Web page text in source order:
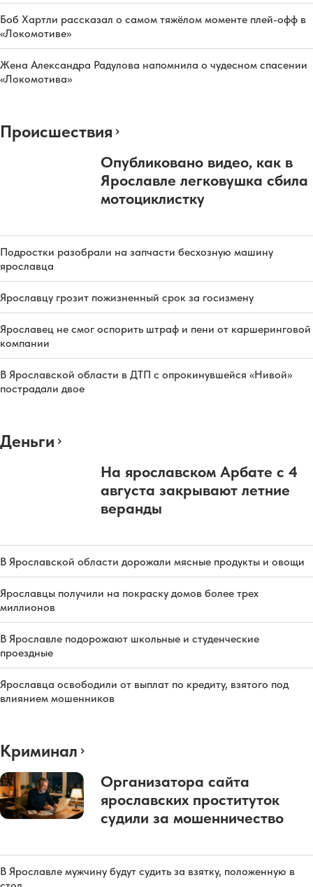
Боб Хартли рассказал о самом тяжёлом моменте плей-офф в
«Локомотиве»
Жена Александра Радулова напомнила о чудесном спасении
«Локомотива»
Происшествия
Опубликовано видео, как в
Ярославле легковушка сбила
мотоциклистку
Подростки разобрали на запчасти бесхозную машину
ярославца
Ярославцу грозит пожизненный срок за госизмену
Ярославец не смог оспорить штраф и пени от каршеринговой
компании
В Ярославской области в ДТП с опрокинувшейся «Нивой»
пострадали двое
Деньги
На ярославском Арбате с 4
августа закрывают летние
веранды
В Ярославской области дорожали мясные продукты и овощи
Ярославцы получили на покраску домов более трех
миллионов
В Ярославле подорожают школьные и студенческие
проездные
Ярославца освободили от выплат по кредиту, взятого под
влиянием мошенников
Криминал
Организатора сайта
ярославских проституток
судили за мошенничество
В Ярославле мужчину будут судить за взятку, положенную в